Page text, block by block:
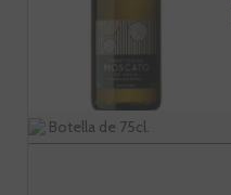
Botella de 75cl.